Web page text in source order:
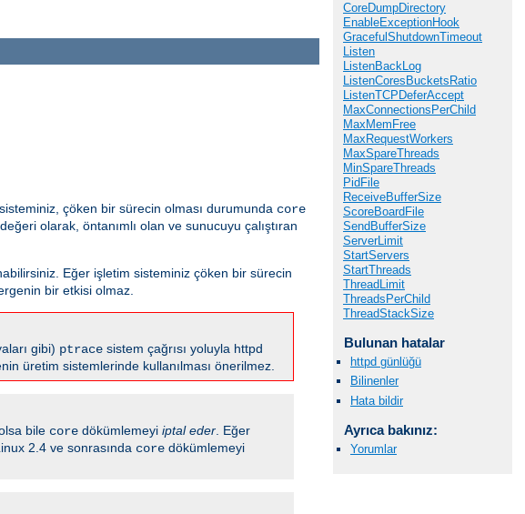
CoreDumpDirectory
EnableExceptionHook
GracefulShutdownTimeout
Listen
ListenBackLog
ListenCoresBucketsRatio
ListenTCPDeferAccept
MaxConnectionsPerChild
MaxMemFree
MaxRequestWorkers
MaxSpareThreads
MinSpareThreads
PidFile
ReceiveBufferSize
ScoreBoardFile
SendBufferSize
ServerLimit
StartServers
StartThreads
ThreadLimit
ThreadsPerChild
ThreadStackSize
Bulunan hatalar
httpd günlüğü
Bilinenler
Hata bildir
Ayrıca bakınız:
Yorumlar
çöken bir sürecin olması durumunda core
olarak, öntanımlı olan ve sunucuyu çalıştıran
Eğer işletim sisteminiz çöken bir sürecin
bir etkisi olmaz.
gibi) ptrace sistem çağrısı yoluyla httpd
üretim sistemlerinde kullanılması önerilmez.
bile core dökümlemeyi iptal eder . Eğer
2.4 ve sonrasında core dökümlemeyi